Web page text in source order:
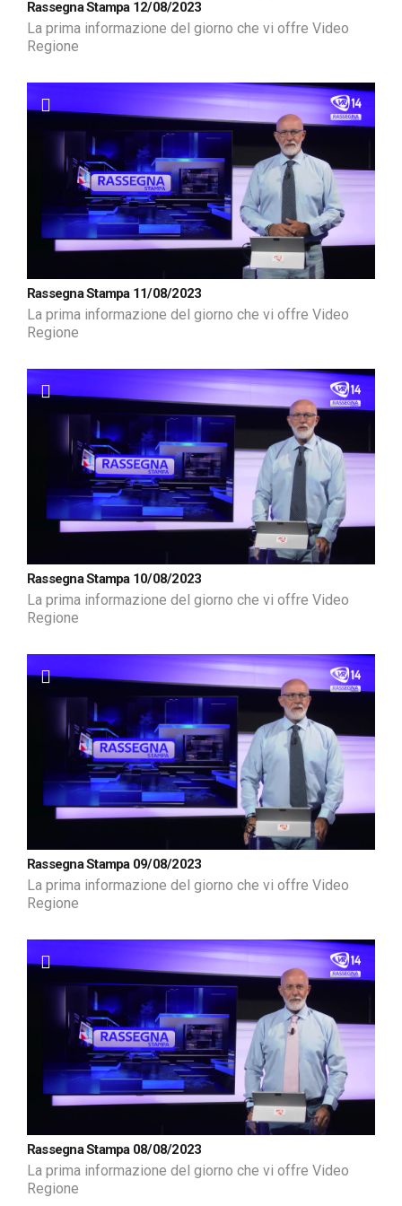
Rassegna Stampa 12/08/2023
La prima informazione del giorno che vi offre Video
Regione
Rassegna Stampa 11/08/2023
La prima informazione del giorno che vi offre Video
Regione
Rassegna Stampa 10/08/2023
La prima informazione del giorno che vi offre Video
Regione
Rassegna Stampa 09/08/2023
La prima informazione del giorno che vi offre Video
Regione
Rassegna Stampa 08/08/2023
La prima informazione del giorno che vi offre Video
Regione